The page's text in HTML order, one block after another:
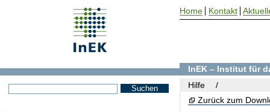
Zurück zum
InEK – Institut für
Hilfe
Home Kontakt